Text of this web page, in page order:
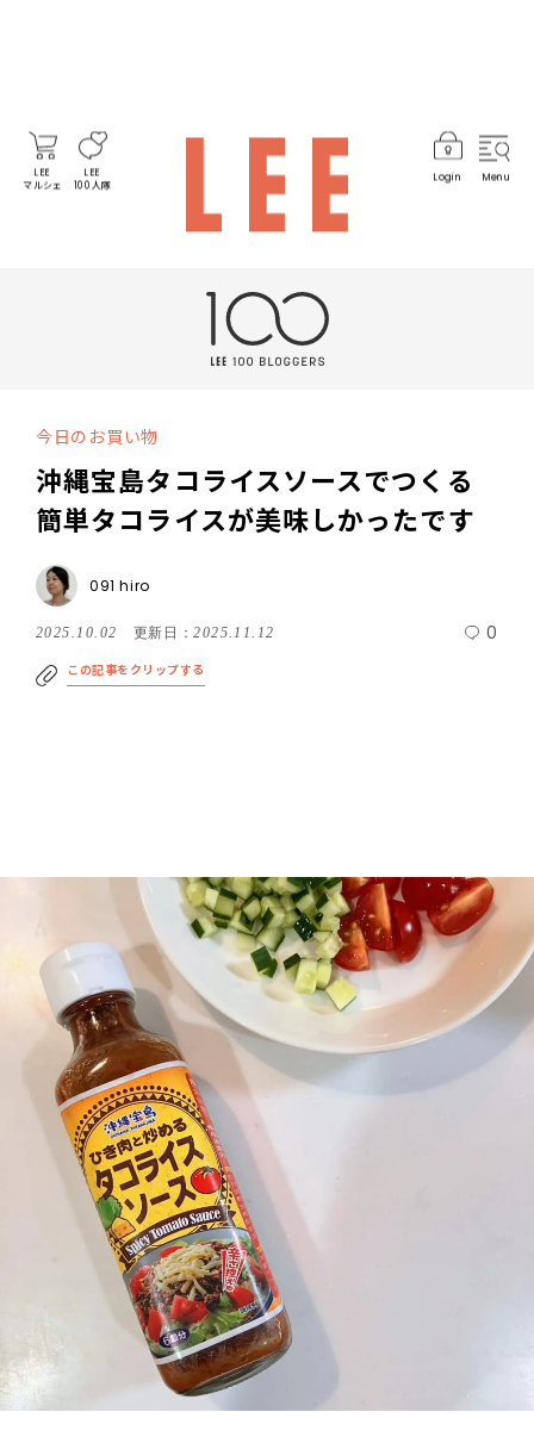
LEE
マルシェ
LEE
100人隊
Login Menu
今日のお買い物
沖縄宝島タコライスソースでつくる
簡単タコライスが美味しかったです
091 hiro
2025.10.02 更新日：2025.11.12 0
この記事をクリップする